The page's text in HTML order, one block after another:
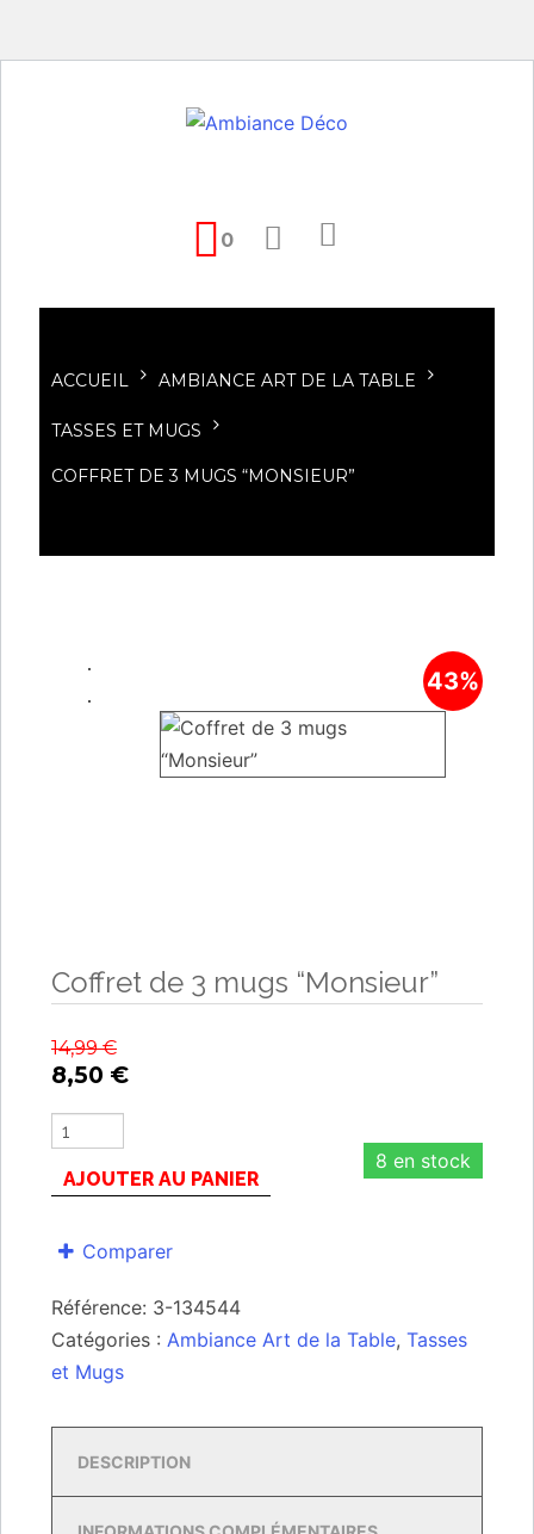
0
ACCUEIL AMBIANCE ART DE LA TABLE
TASSES ET MUGS
COFFRET DE 3 MUGS “MONSIEUR”
43%
Coffret de 3 mugs “Monsieur”
14,99€
8,50 €
8 en stock
AJOUTER AU PANIER
Comparer
Référence: 3-134544
Catégories : Ambiance Art de la Table, Tasses
et Mugs
DESCRIPTION